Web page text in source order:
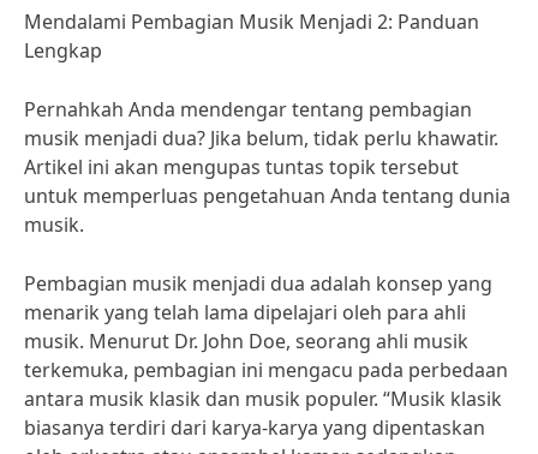
Mendalami Pembagian Musik Menjadi 2: Panduan
Lengkap
Pernahkah Anda mendengar tentang pembagian
musik menjadi dua? Jika belum, tidak perlu khawatir.
Artikel ini akan mengupas tuntas topik tersebut
untuk memperluas pengetahuan Anda tentang dunia
musik.
Pembagian musik menjadi dua adalah konsep yang
menarik yang telah lama dipelajari oleh para ahli
musik. Menurut Dr. John Doe, seorang ahli musik
terkemuka, pembagian ini mengacu pada perbedaan
antara musik klasik dan musik populer. “Musik klasik
biasanya terdiri dari karya-karya yang dipentaskan